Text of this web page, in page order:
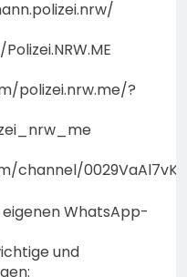
polizei.nrw.me/?
WhatsApp-
und